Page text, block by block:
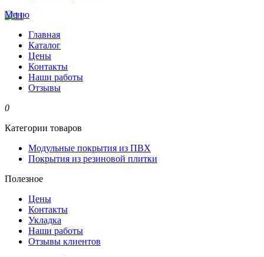
Меню
Главная
Каталог
Цены
Контакты
Наши работы
Отзывы
0
Категории товаров
Модульные покрытия из ПВХ
Покрытия из резиновой плитки
Полезное
Цены
Контакты
Укладка
Наши работы
Отзывы клиентов